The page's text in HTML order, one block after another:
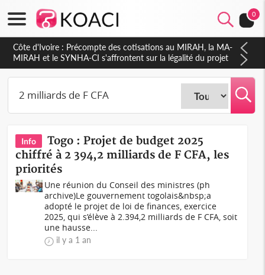
0
Côte d'Ivoire : Précompte des cotisations au MIRAH, la MA-
MIRAH et le SYNHA-CI s'affrontent sur la légalité du projet
Info
Togo : Projet de budget 2025
chiffré à 2 394,2 milliards de F CFA, les
priorités
Une réunion du Conseil des ministres (ph
archive)Le gouvernement togolais&nbsp;a
adopté le projet de loi de finances, exercice
2025, qui s’élève à 2.394,2 milliards de F CFA, soit
une hausse...
il y a 1 an